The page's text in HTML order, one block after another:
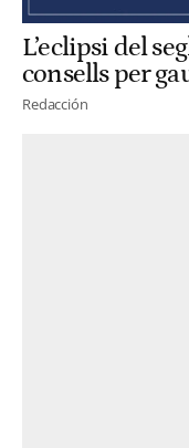
L’eclipsi del
consells per
Redacción